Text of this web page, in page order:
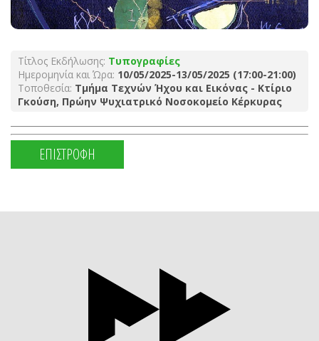
Τίτλος Εκδήλωσης: Τυπογραφίες
Ημερομηνία και Ώρα: 10/05/2025-13/05/2025 (17:00-21:00)
Τοποθεσία: Τμήμα Τεχνών Ήχου και Εικόνας - Κτίριο
Γκούση, Πρώην Ψυχιατρικό Νοσοκομείο Κέρκυρας
ΕΠΙΣΤΡΟΦΗ